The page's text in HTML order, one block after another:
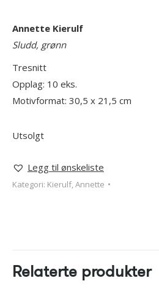
Annette Kierulf
Sludd, grønn
Tresnitt
Opplag: 10 eks.
Motivformat: 30,5 x 21,5 cm
Utsolgt
Legg til ønskeliste
Kategori: Kierulf, Annette
Relaterte produkter